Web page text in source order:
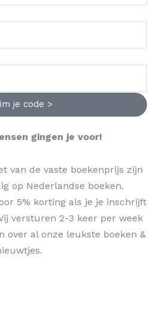
je code >
gingen je voor!
van de vaste boekenprijs zijn
op Nederlandse boeken.
5% korting als je je inschrijft
versturen 2-3 keer per week
over al onze leukste boeken &